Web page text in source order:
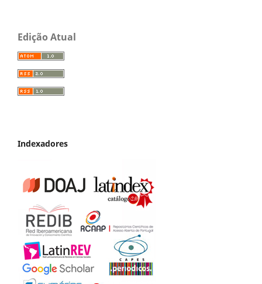
Edição Atual
Indexadores